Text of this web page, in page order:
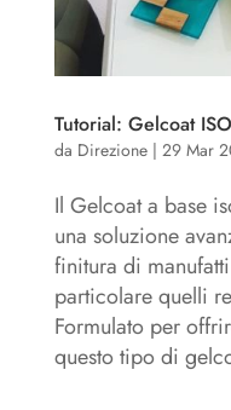
Tutorial: Gelcoat
da Direzione| 29 Mar
Il Gelcoat a base
una soluzione
finitura di
particolare quelli
Formulato per
questo tipo di